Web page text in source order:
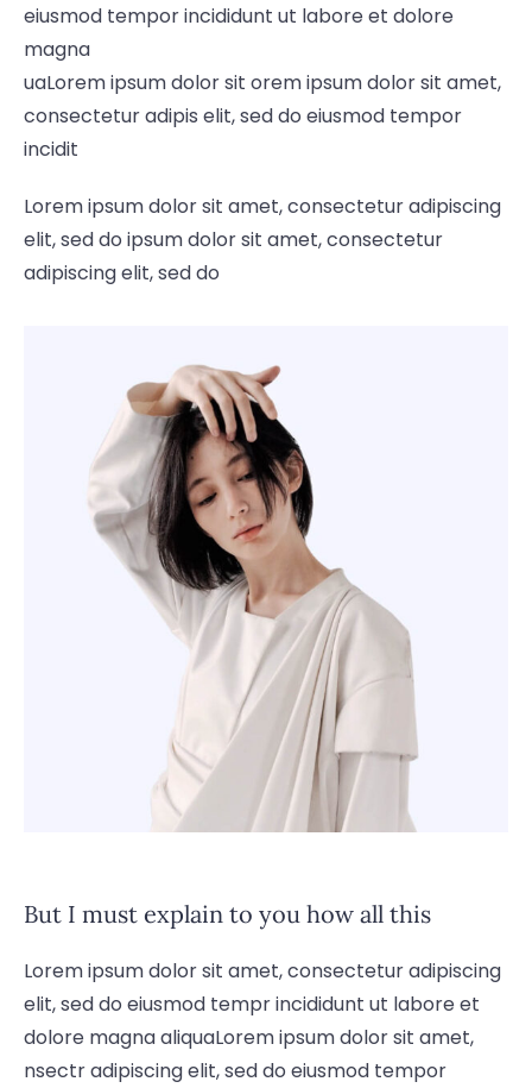
eiusmod tempor incididunt ut labore et dolore
magna
uaLorem ipsum dolor sit orem ipsum dolor sit amet,
consectetur adipis elit, sed do eiusmod tempor
incidit
Lorem ipsum dolor sit amet, consectetur adipiscing
elit, sed do ipsum dolor sit amet, consectetur
adipiscing elit, sed do
But I must explain to you how all this
Lorem ipsum dolor sit amet, consectetur adipiscing
elit, sed do eiusmod tempr incididunt ut labore et
dolore magna aliquaLorem ipsum dolor sit amet,
nsectr adipiscing elit, sed do eiusmod tempor